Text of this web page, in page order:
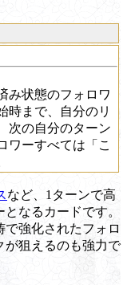
み状態のフォロワ
時まで、自分のリ
次の自分のターン
ワーすべては「こ
など、1ターンで高
なるカードです。
強化されたフォロ
が狙えるのも強力で